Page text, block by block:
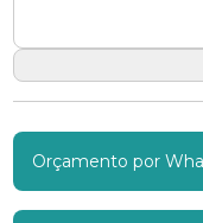
Orçamento por